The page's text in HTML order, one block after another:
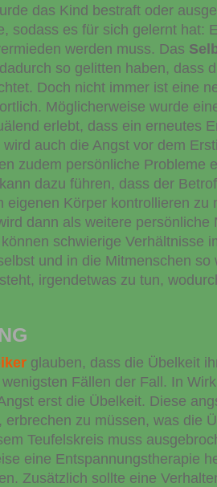
das Kind bestraft oder
sodass es für sich gelernt hat:
werden muss. Das
so gelitten haben, dass
Doch nicht immer ist eine
Möglicherweise wurde
erlebt, dass ein erneutes
auch die Angst vor dem
zudem persönliche Probleme
dazu führen, dass der
eigenen Körper kontrollieren zu
dann als weitere persönliche
schwierige Verhältnisse
und in die Mitmenschen so
irgendetwas zu tun,
glauben, dass die Übelkeit
Fällen der Fall. In
erst die Übelkeit. Diese
erbrechen zu müssen, was die
Teufelskreis muss
eine Entspannungstherapie
Zusätzlich sollte eine